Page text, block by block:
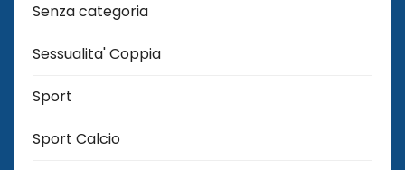
Senza categoria
Sessualita' Coppia
Sport
Sport Calcio